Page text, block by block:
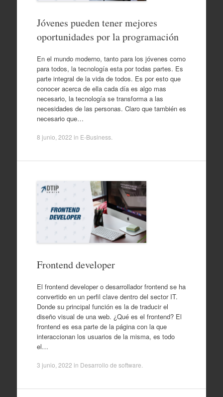
Jóvenes pueden tener mejores
oportunidades por la programación
En el mundo moderno, tanto para los jóvenes como
para todos, la tecnología esta por todas partes. Es
parte integral de la vida de todos. Es por esto que
conocer acerca de ella cada día es algo mas
necesario, la tecnología se transforma a las
necesidades de las personas. Claro que también es
necesario que…
8 junio, 2022 in E-Business.
Frontend developer
El frontend developer o desarrollador frontend se ha
convertido en un perfil clave dentro del sector IT.
Donde su principal función es la de traducir el
diseño visual de una web. ¿Qué es el frontend? El
frontend es esa parte de la página con la que
interaccionan los usuarios de la misma, es todo
el…
3 junio, 2022 in Desarrollo de software.